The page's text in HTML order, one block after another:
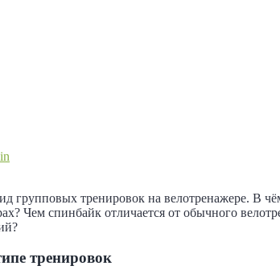
групповых тренировок на велотренажере. В
Чем спинбайк отличается от обычного
тренировок